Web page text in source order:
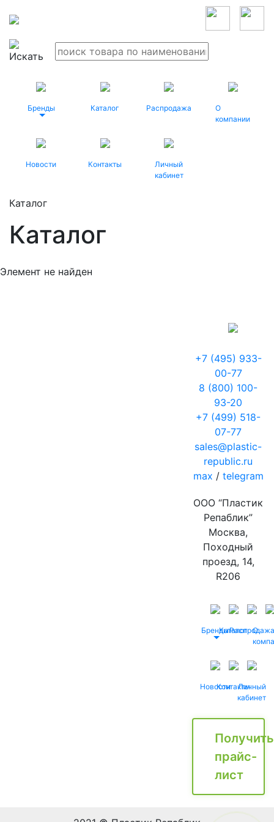
Бренды Каталог Распродажа
О
компании
Новости Контакты
Личный
кабинет
Каталог
Каталог
Элемент не найден
+7 (495) 933-
00-77
8 (800) 100-
93-20
+7 (499) 518-
07-77
sales@plastic-
republic.ru
max / telegram
ООО “Пластик
Репаблик”
Москва,
Походный
проезд, 14,
R206
БрендыКаталог
Распродажа
О
НовостиКонтактыЛичный
кабинет
Получить
прайс-
лист